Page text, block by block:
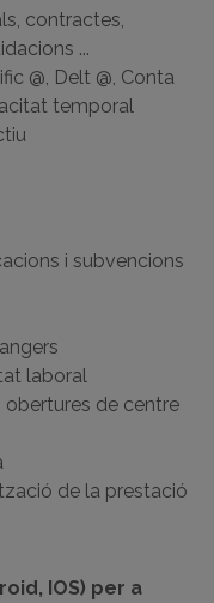
contractes,
...
@, Delt @, Conta
temporal
i subvencions
laboral
de centre
de la prestació
IOS) per a